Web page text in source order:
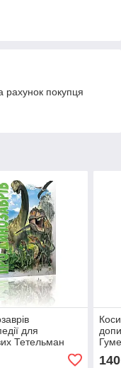
рахунок покупця
для
Тетельман
140